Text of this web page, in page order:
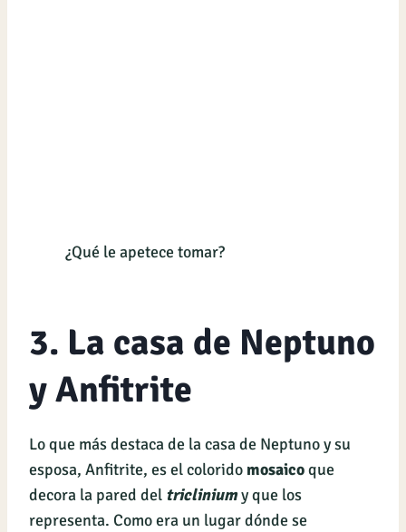
¿Qué le apetece tomar?
3. La casa de Neptuno
y Anfitrite
Lo que más destaca de la casa de Neptuno y su
esposa, Anfitrite, es el colorido mosaicoque
decora la pared del tricliniumy que los
representa. Como era un lugar dónde se